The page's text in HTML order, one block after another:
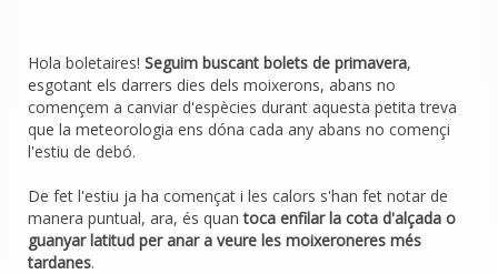
Hola boletaires! Seguim buscant bolets de primavera,
esgotant els darrers dies dels moixerons, abans no
començem a canviar d'espècies durant aquesta petita treva
que la meteorologia ens dóna cada any abans no començi
l'estiu de debó.
De fet l'estiu ja ha començat i les calors s'han fet notar de
manera puntual, ara, és quantoca enfilar la cota d'alçada o
guanyar latitud per anar a veure les moixeroneres més
tardanes.